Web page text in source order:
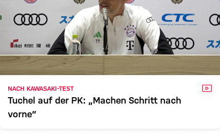
NACH KAWASAKI-TEST
Tuchel auf der PK: „Machen Schritt nach
vorne“